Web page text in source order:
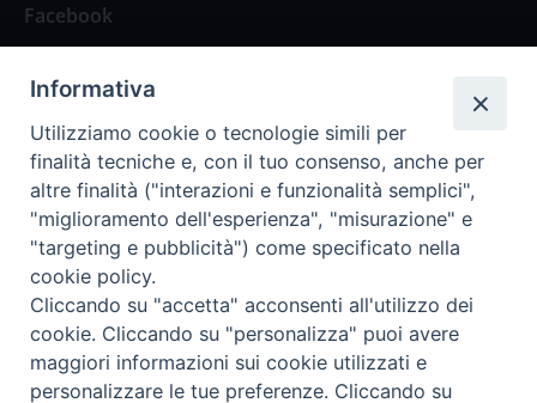
Facebook
Spazio Lettori
Eventi
Eventi diocesani
Privacy Policy Informativa Cookie
Informativa
Utilizziamo cookie o tecnologie simili per
finalità tecniche e, con il tuo consenso, anche per
altre finalità ("interazioni e funzionalità semplici",
"miglioramento dell'esperienza", "misurazione" e
"targeting e pubblicità") come specificato nella
cookie policy.
Cliccando su "accetta" acconsenti all'utilizzo dei
cookie. Cliccando su "personalizza" puoi avere
maggiori informazioni sui cookie utilizzati e
personalizzare le tue preferenze. Cliccando su